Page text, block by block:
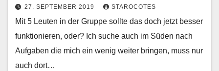
27. SEPTEMBER 2019 STAROCOTES
Mit 5 Leuten in der Gruppe sollte das doch jetzt besser
funktionieren, oder? Ich suche auch im Süden nach
Aufgaben die mich ein wenig weiter bringen, muss nur
auch dort…